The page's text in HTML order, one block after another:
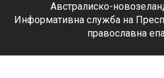
Австралиско-
Информативна служба на
православна